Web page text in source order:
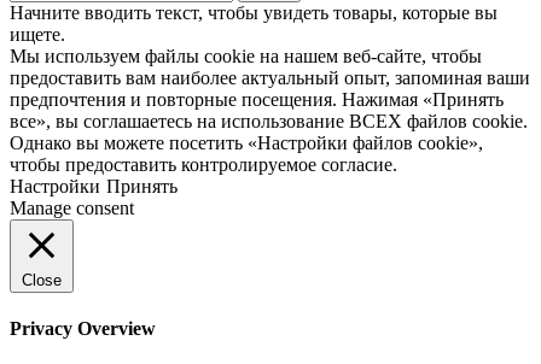
Начните вводить текст, чтобы увидеть товары, которые вы
ищете.
Мы используем файлы cookie на нашем веб-сайте, чтобы
предоставить вам наиболее актуальный опыт, запоминая ваши
предпочтения и повторные посещения. Нажимая «Принять
все», вы соглашаетесь на использование ВСЕХ файлов cookie.
Однако вы можете посетить «Настройки файлов cookie»,
чтобы предоставить контролируемое согласие.
Настройки Принять
Manage consent
Close
Privacy Overview